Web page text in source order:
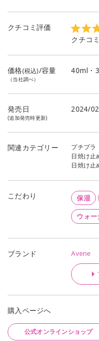
日焼け止めランキング1位
日焼け止め（顔用）ランキ
日焼け止め（ボディ用）ラ
クチコミ評価
クチコ
価格(税込)/容量
（当社調べ）
40ml・
発売日
(追加発売時更新)
2024/
関連カテゴリー
プチプラ
日焼け止
日焼け止
こだわり 保湿
ウォー
ブランド Avene
購入ページへ
公式オンラインショップ